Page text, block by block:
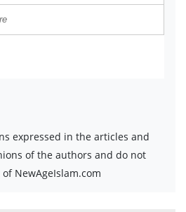
expressed in the articles and
of the authors and do not
NewAgeIslam.com